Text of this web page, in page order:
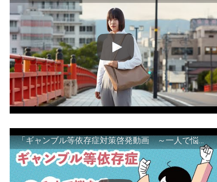
「ギャンブル等依存症対策啓発動画 ～一人で悩まず、家族で悩まず、まず！相談機関へ～」